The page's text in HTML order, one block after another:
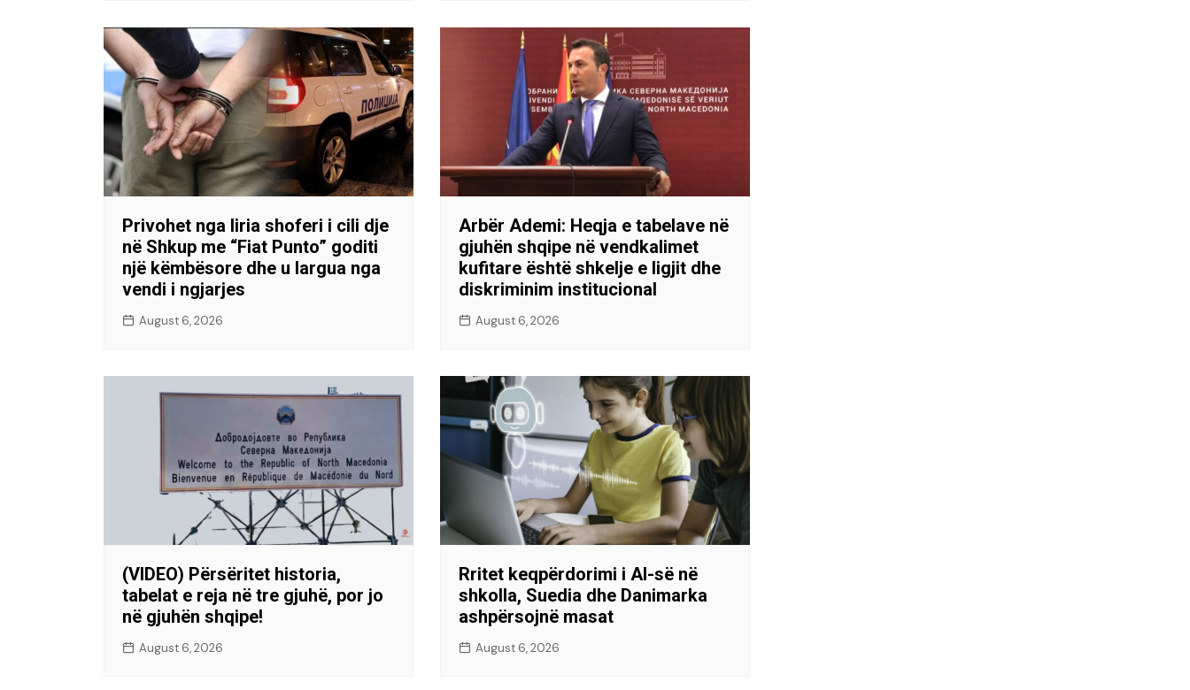
Privohet nga liria shoferi i cili dje
në Shkup me “Fiat Punto” goditi
një këmbësore dhe u largua nga
vendi i ngjarjes
August 6, 2026
Arbër Ademi: Heqja e tabelave në
gjuhën shqipe në vendkalimet
kufitare është shkelje e ligjit dhe
diskriminim institucional
August 6, 2026
(VIDEO) Përsëritet historia,
tabelat e reja në tre gjuhë, por jo
në gjuhën shqipe!
August 6, 2026
Rritet keqpërdorimi i AI-së në
shkolla, Suedia dhe Danimarka
ashpërsojnë masat
August 6, 2026